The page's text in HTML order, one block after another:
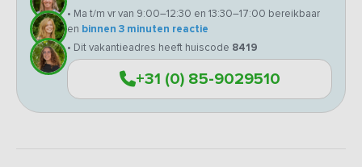
• Ma t/m vr van 9:00–12:30 en 13:30–17:00 bereikbaar
en binnen 3 minuten reactie
• Dit vakantieadres heeft huiscode 8419
+31 (0) 85-9029510